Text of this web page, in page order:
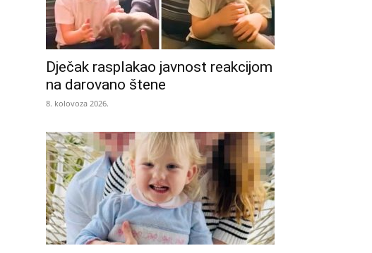
Dječak rasplakao javnost reakcijom
na darovano štene
8. kolovoza 2026.